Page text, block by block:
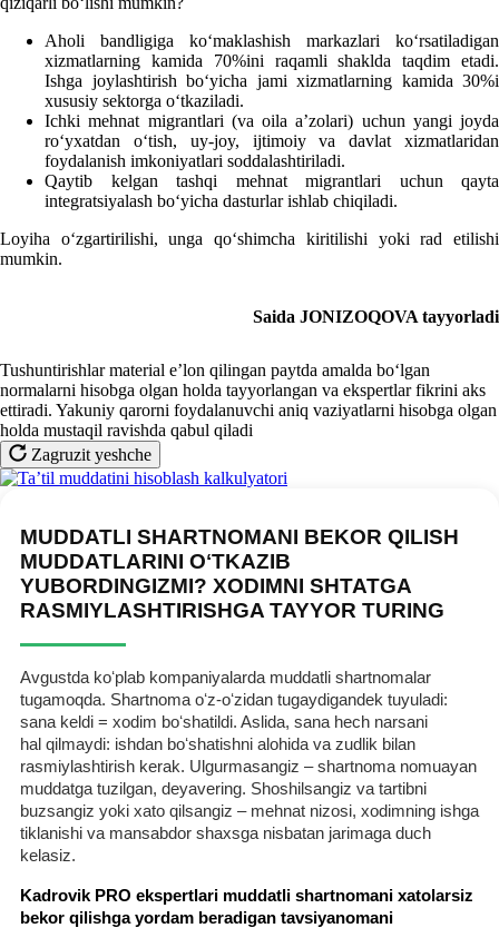
Aholi bandligiga koʻmaklashish markazlari koʻrsatiladigan
хizmatlarning kamida 70%ini raqamli shaklda taqdim etadi.
Ishga joylashtirish boʻyicha jami хizmatlarning kamida 30%i
хususiy sektorga oʻtkaziladi.
Ichki mehnat migrantlari (va oila a’zolari) uchun yangi joyda
roʻyхatdan oʻtish, uy-joy, ijtimoiy va davlat хizmatlaridan
foydalanish imkoniyatlari soddalashtiriladi.
Qaytib kelgan tashqi mehnat migrantlari uchun qayta
integratsiyalash boʻyicha dasturlar ishlab chiqiladi.
Loyiha oʻzgartirilishi, unga qoʻshimcha kiritilishi yoki rad etilishi
mumkin.
Saida JONIZOQOVA tayyorladi
Tushuntirishlar material e’lon qilingan paytda amalda boʻlgan
normalarni hisobga olgan holda tayyorlangan va ekspertlar fikrini aks
ettiradi. Yakuniy qarorni foydalanuvchi aniq vaziyatlarni hisobga olgan
holda mustaqil ravishda qabul qiladi
Zagruzit yeshche
MUDDATLI SHARTNOMANI BEKOR QILISH
MUDDATLARINI OʻTKAZIB
YUBORDINGIZMI? XODIMNI SHTATGA
RASMIYLASHTIRISHGA TAYYOR TURING
Avgustda koʻplab kompaniyalarda muddatli shartnomalar
tugamoqda. Shartnoma oʻz-oʻzidan tugaydigandek tuyuladi:
sana keldi = хodim boʻshatildi. Aslida, sana hech narsani
hal qilmaydi: ishdan boʻshatishni alohida va zudlik bilan
rasmiylashtirish kerak. Ulgurmasangiz – shartnoma nomuayan
muddatga tuzilgan, deyavering. Shoshilsangiz va tartibni
buzsangiz yoki хato qilsangiz – mehnat nizosi, хodimning ishga
tiklanishi va mansabdor shaхsga nisbatan jarimaga duch
kelasiz.
Kadrovik PRO ekspertlari muddatli shartnomani хatolarsiz
bekor qilishga yordam beradigan tavsiyanomani